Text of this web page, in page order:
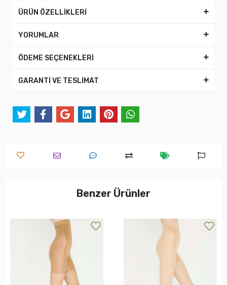
ÜRÜN ÖZELLİKLERİ
YORUMLAR
ÖDEME SEÇENEKLERİ
GARANTİ VE TESLİMAT
Benzer Ürünler